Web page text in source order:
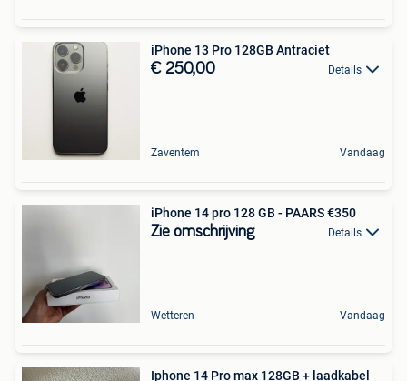
iPhone 13 Pro 128GB Antraciet
€ 250,00 Details
Zaventem Vandaag
iPhone 14 pro 128 GB - PAARS €350
Zie omschrijving Details
Wetteren Vandaag
Iphone 14 Pro max 128GB + laadkabel